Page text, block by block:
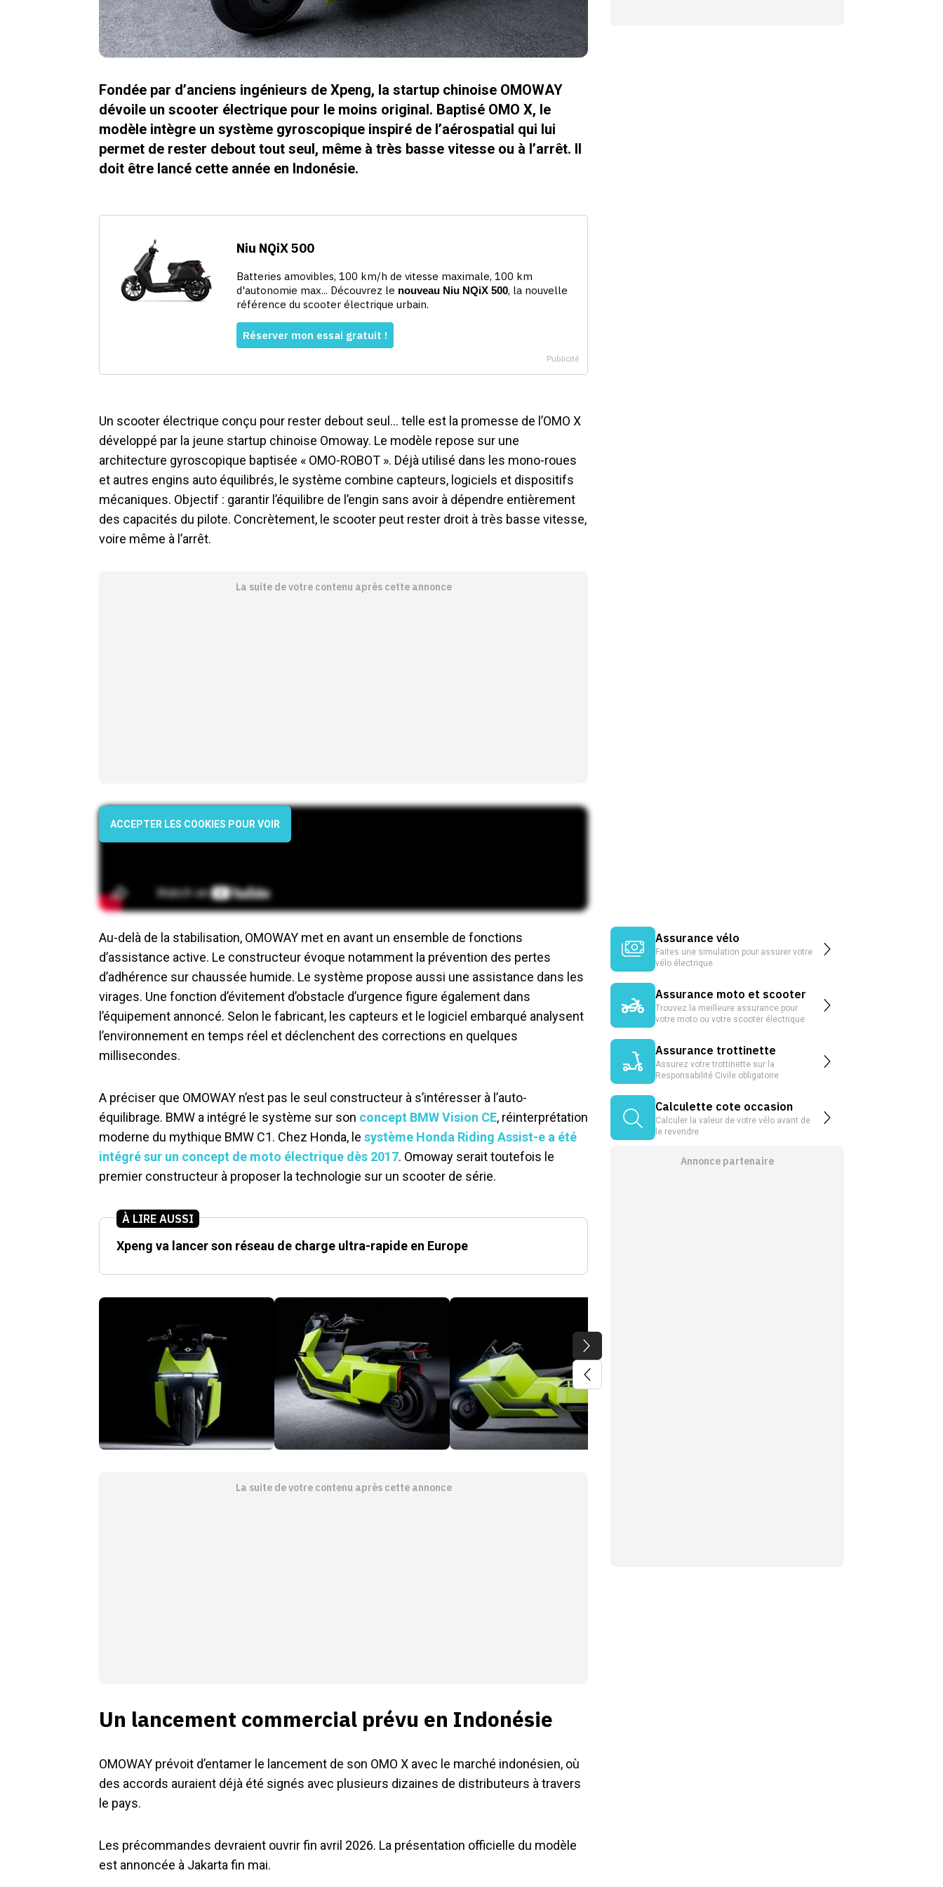
Fondée par d’anciens ingénieurs de Xpeng, la startup chinoise OMOWAY
dévoile un scooter électrique pour le moins original. Baptisé OMO X, le
modèle intègre un système gyroscopique inspiré de l’aérospatial qui lui
permet de rester debout tout seul, même à très basse vitesse ou à l’arrêt. Il
doit être lancé cette année en Indonésie.
Un scooter électrique conçu pour rester debout seul… telle est la promesse de l’OMO X
développé par la jeune startup chinoise Omoway. Le modèle repose sur une
architecture gyroscopique baptisée « OMO-ROBOT ». Déjà utilisé dans les mono-roues
et autres engins auto équilibrés, le système combine capteurs, logiciels et dispositifs
mécaniques. Objectif : garantir l’équilibre de l’engin sans avoir à dépendre entièrement
des capacités du pilote. Concrètement, le scooter peut rester droit à très basse vitesse,
voire même à l’arrêt.
La suite de votre contenu après cette annonce
ACCEPTER LES COOKIES POUR VOIR
Au-delà de la stabilisation, OMOWAY met en avant un ensemble de fonctions
d’assistance active. Le constructeur évoque notamment la prévention des pertes
d’adhérence sur chaussée humide. Le système propose aussi une assistance dans les
virages. Une fonction d’évitement d’obstacle d’urgence figure également dans
l’équipement annoncé. Selon le fabricant, les capteurs et le logiciel embarqué analysent
l’environnement en temps réel et déclenchent des corrections en quelques
millisecondes.
A préciser que OMOWAY n’est pas le seul constructeur à s’intéresser à l’auto-
équilibrage. BMW a intégré le système sur son concept BMW Vision CE, réinterprétation
moderne du mythique BMW C1. Chez Honda, le système Honda Riding Assist-e a été
intégré sur un concept de moto électrique dès 2017. Omoway serait toutefois le
premier constructeur à proposer la technologie sur un scooter de série.
À LIRE AUSSI
Xpeng va lancer son réseau de charge ultra-rapide en Europe
La suite de votre contenu après cette annonce
Un lancement commercial prévu en Indonésie
OMOWAY prévoit d’entamer le lancement de son OMO X avec le marché indonésien, où
des accords auraient déjà été signés avec plusieurs dizaines de distributeurs à travers
le pays.
Les précommandes devraient ouvrir fin avril 2026. La présentation officielle du modèle
est annoncée à Jakarta fin mai.
Assurance vélo
Faites une simulation pour assurer votre
vélo électrique
Assurance moto et scooter
Trouvez la meilleure assurance pour
votre moto ou votre scooter électrique
Assurance trottinette
Assurez votre trottinette sur la
Responsabilité Civile obligatoire
Calculette cote occasion
Calculer la valeur de votre vélo avant de
le revendre
Annonce partenaire